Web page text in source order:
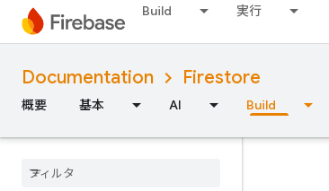
Build 実行
Documentation Firestore
概要 基本 AI Build